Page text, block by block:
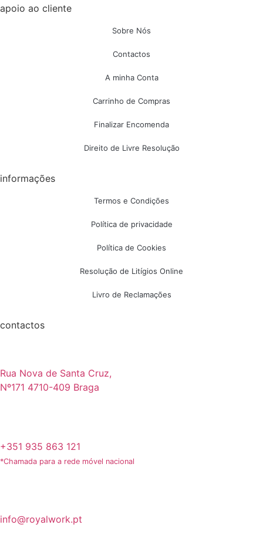
apoio ao cliente
Sobre Nós
Contactos
A minha Conta
Carrinho de Compras
Finalizar Encomenda
Direito de Livre Resolução
informações
Termos e Condições
Política de privacidade
Política de Cookies
Resolução de Litígios Online
Livro de Reclamações
contactos
Rua Nova de Santa Cruz,
Nº171 4710-409 Braga
+351 935 863 121
*Chamada para a rede móvel nacional
info@royalwork.pt